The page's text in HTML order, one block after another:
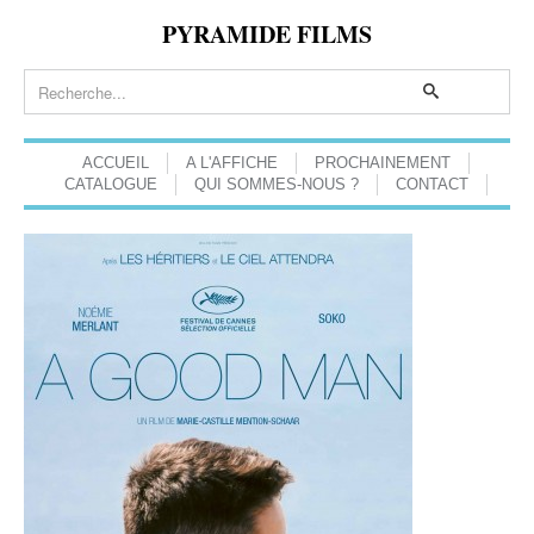
PYRAMIDE FILMS
ACCUEIL A L'AFFICHE
PROCHAINEMENT
CATALOGUE
QUI SOMMES-NOUS ? CONTACT